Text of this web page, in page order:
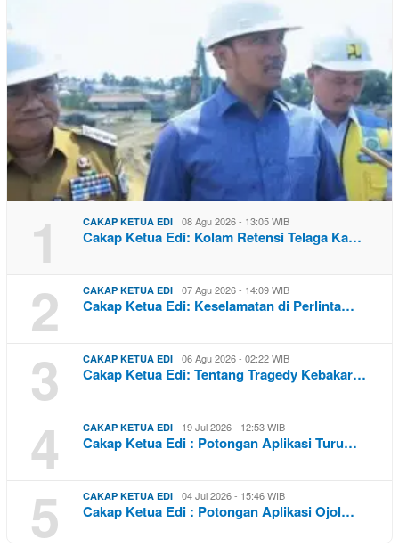
1 CAKAP KETUA EDI 08 Agu 2026 - 13:05 WIB
Cakap Ketua Edi: Kolam Retensi Telaga Ka…
2 CAKAP KETUA EDI 07 Agu 2026 - 14:09 WIB
Cakap Ketua Edi: Keselamatan di Perlinta…
3 CAKAP KETUA EDI 06 Agu 2026 - 02:22 WIB
Cakap Ketua Edi: Tentang Tragedy Kebakar…
4 CAKAP KETUA EDI 19 Jul 2026 - 12:53 WIB
Cakap Ketua Edi : Potongan Aplikasi Turu…
5 CAKAP KETUA EDI 04 Jul 2026 - 15:46 WIB
Cakap Ketua Edi : Potongan Aplikasi Ojol…